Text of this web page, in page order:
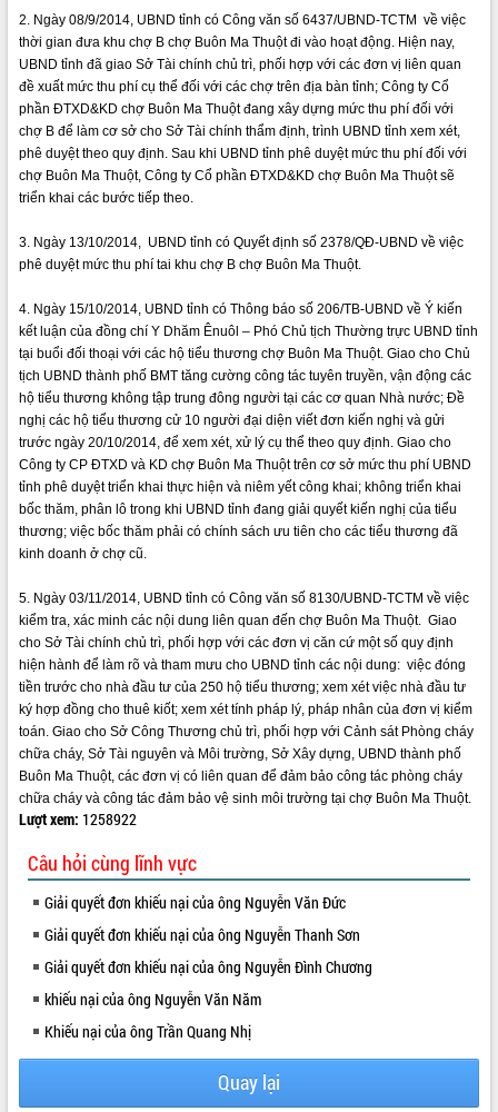
VIDEO
Loading the player...
2026
Khám bệnh, cấp phát thuốc miễn phí
Hội nghị UBND tỉnh Đắk Lắk thường kỳ
tháng 7/2026
Lễ truy tặng danh hiệu “Bà Mẹ Việt
Nam Anh hùng” và trao Huân chương
Lao động
UBND tỉnh Đắk Lắk triển khai nhiệm
vụ 6 tháng cuối năm 2026
Kỳ họp thứ Hai, Hội đồng nhân dân
tỉnh khóa XI quyết nghị nhiều nội dung
quan trọng
Bí thư Tỉnh ủy Lương Nguyễn Minh
Triết thăm, tặng quà người có công với
cách mạng
Rà soát, hoàn thiện hệ thống thiết chế
văn hóa, thể thao đáp ứng yêu cầu
phát triển mới
Thường trực HĐND tỉnh Đắk Lắk gặp
mặt Đoàn chuyên gia y tế TP. Hồ Chí
Minh
Lễ truy điệu và an táng hài cốt liệt sĩ
tại Nghĩa trang Liệt sĩ xã Sơn Hòa
Bàn giải pháp tháo gỡ khó khăn trong
xuất khẩu sầu riêng và triển khai quy
định EUDR
Thứ trưởng Bộ Nông nghiệp và Môi
trường Nguyễn Hoàng Hiệp khảo sát
vùng trồng và doanh nghiệp đóng gói
sầu riêng tại Đắk Lắk
Trình diễn nghệ thuật chế biến các
món ăn từ sầu riêng
ALBUM ẢNH
LIÊN KẾT WEB
2. Ngày 08/9/2014, UBND tỉnh có Công văn số 6437/UBND-TCTM về việc
thời gian đưa khu chợ B chợ Buôn Ma Thuột đi vào hoạt động. Hiện nay,
UBND tỉnh đã giao Sở Tài chính chủ trì, phối hợp với các đơn vị liên quan
đề xuất mức thu phí cụ thể đối với các chợ trên địa bàn tỉnh; Công ty Cổ
phần ĐTXD&KD chợ Buôn Ma Thuột đang xây dựng mức thu phí đối với
chợ B để làm cơ sở cho Sở Tài chính thẩm định, trình UBND tỉnh xem xét,
phê duyệt theo quy định. Sau khi UBND tỉnh phê duyệt mức thu phí đối với
chợ Buôn Ma Thuột, Công ty Cổ phần ĐTXD&KD chợ Buôn Ma Thuột sẽ
triển khai các bước tiếp theo.
3. Ngày 13/10/2014, UBND tỉnh có Quyết định số 2378/QĐ-UBND về việc
phê duyệt mức thu phí tai khu chợ B chợ Buôn Ma Thuột.
4. Ngày 15/10/2014, UBND tỉnh có Thông báo số 206/TB-UBND về Ý kiến
kết luận của đồng chí Y Dhăm Ênuôl – Phó Chủ tịch Thường trực UBND tỉnh
tại buổi đối thoại với các hộ tiểu thương chợ Buôn Ma Thuột. Giao cho Chủ
tịch UBND thành phố BMT tăng cường công tác tuyên truyền, vận động các
hộ tiểu thương không tập trung đông người tại các cơ quan Nhà nước; Đề
nghị các hộ tiểu thương cử 10 người đại diện viết đơn kiến nghị và gửi
trước ngày 20/10/2014, để xem xét, xử lý cụ thể theo quy định. Giao cho
Công ty CP ĐTXD và KD chợ Buôn Ma Thuột trên cơ sở mức thu phí UBND
tỉnh phê duyệt triển khai thực hiện và niêm yết công khai; không triển khai
bốc thăm, phân lô trong khi UBND tỉnh đang giải quyết kiến nghị của tiểu
thương; việc bốc thăm phải có chính sách ưu tiên cho các tiểu thương đã
kinh doanh ở chợ cũ.
5. Ngày 03/11/2014, UBND tỉnh có Công văn số 8130/UBND-TCTM về việc
kiểm tra, xác minh các nội dung liên quan đến chợ Buôn Ma Thuột. Giao
cho Sở Tài chính chủ trì, phối hợp với các đơn vị căn cứ một số quy định
hiện hành để làm rõ và tham mưu cho UBND tỉnh các nội dung: việc đóng
tiền trước cho nhà đầu tư của 250 hộ tiểu thương; xem xét việc nhà đầu tư
ký hợp đồng cho thuê kiốt; xem xét tính pháp lý, pháp nhân của đơn vị kiểm
toán. Giao cho Sở Công Thương chủ trì, phối hợp với Cảnh sát Phòng cháy
chữa cháy, Sở Tài nguyên và Môi trường, Sở Xây dựng, UBND thành phố
Buôn Ma Thuột, các đơn vị có liên quan để đảm bảo công tác phòng cháy
chữa cháy và công tác đảm bảo vệ sinh môi trường tại chợ Buôn Ma Thuột.
Lượt xem: 1258922
Câu hỏi cùng lĩnh vực
Giải quyết đơn khiếu nại của ông Nguyễn Văn Đức
Giải quyết đơn khiếu nại của ông Nguyễn Thanh Sơn
Giải quyết đơn khiếu nại của ông Nguyễn Đình Chương
khiếu nại của ông Nguyễn Văn Năm
Khiếu nại của ông Trần Quang Nhị
Quay lại